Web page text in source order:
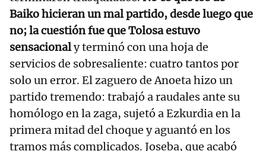
Baiko hicieran un mal partido, desde luego que
no; la cuestión fue que Tolosa estuvo
sensacionaly terminó con una hoja de
servicios de sobresaliente: cuatro tantos por
solo un error. El zaguero de Anoeta hizo un
partido tremendo: trabajó a raudales ante su
homólogo en la zaga, sujetó a Ezkurdia en la
primera mitad del choque y aguantó en los
tramos más complicados. Joseba, que acabó